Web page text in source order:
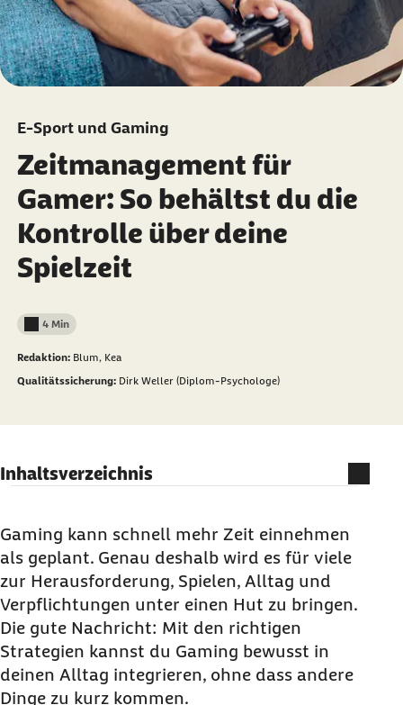
E-Sport und Gaming
Zeitmanagement für
Gamer: So behältst du die
Kontrolle über deine
Spielzeit
Lesedauer weniger als
4 Min
Redaktion: Blum, Kea
Qualitätssicherung: Dirk Weller (Diplom-Psychologe)
Inhaltsverzeichnis
ist
Die wichtigsten Zeitmanagement-Methoden für
Gamer
Warum Struktur dein Gaming verbessert
Wann Gaming problematisch werden kann
Nicht weniger spielen, sondern bewusster
Häufige Fragen zu Zeitmanagement und
Gaming kann schnell mehr Zeit einnehmen
als geplant. Genau deshalb wird es für viele
zur Herausforderung, Spielen, Alltag und
Verpflichtungen unter einen Hut zu bringen.
Die gute Nachricht: Mit den richtigen
Strategien kannst du Gaming bewusst in
deinen Alltag integrieren, ohne dass andere
Dinge zu kurz kommen.